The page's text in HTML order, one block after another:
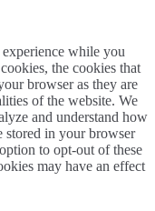
while you
the cookies that
browser as they are
of the website. We
and understand how
stored in your browser
to opt-out of these
may have an effect